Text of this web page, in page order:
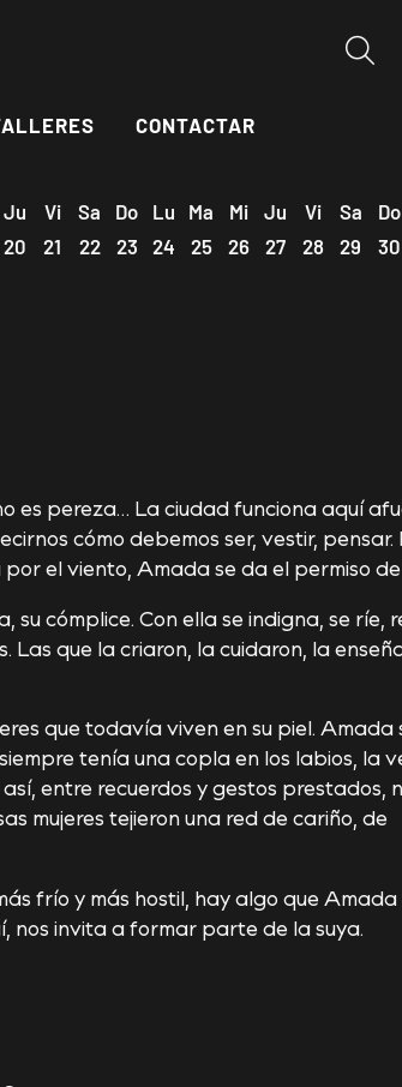
CONTACTAR
Ju
20
Vi
21
Sa
22
Do
23
Lu
24
Ma
25
Mi
26
Ju
27
Vi
28
Sa
29
Do
30
es pereza… La ciudad funciona aquí
cómo debemos ser, vestir, pensar.
el viento, Amada se da el permiso
su cómplice. Con ella se indigna, se ríe,
Las que la criaron, la cuidaron, la
que todavía viven en su piel. Amada
tenía una copla en los labios, la
entre recuerdos y gestos prestados,
mujeres tejieron una red de cariño, de
frío y más hostil, hay algo que Amada
nos invita a formar parte de la suya.